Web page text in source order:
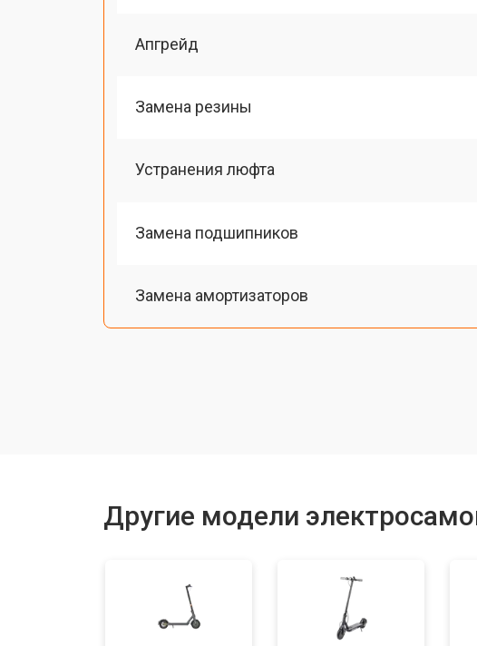
Апгрейд
Замена резины
Устранения люфта
Замена подшипников
Замена амортизаторов
Замена подсветки
Другие модели